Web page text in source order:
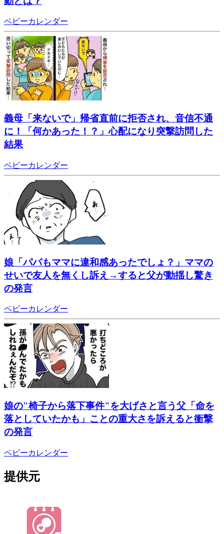
ベビーカレンダー
義母「来ないで」帰省直前に拒否され、音信不通
に！「何かあった！？」心配になり突撃訪問した
結果
ベビーカレンダー
娘「パパもママに違和感あったでしょ？」ママの
せいで友人を無くし訴え→すると父が動揺し驚き
の発言
ベビーカレンダー
娘の"椅子から落下事件"を大げさと言う父「命を
落としていたかも」ことの重大さを訴えると衝撃
の発言
ベビーカレンダー
提供元